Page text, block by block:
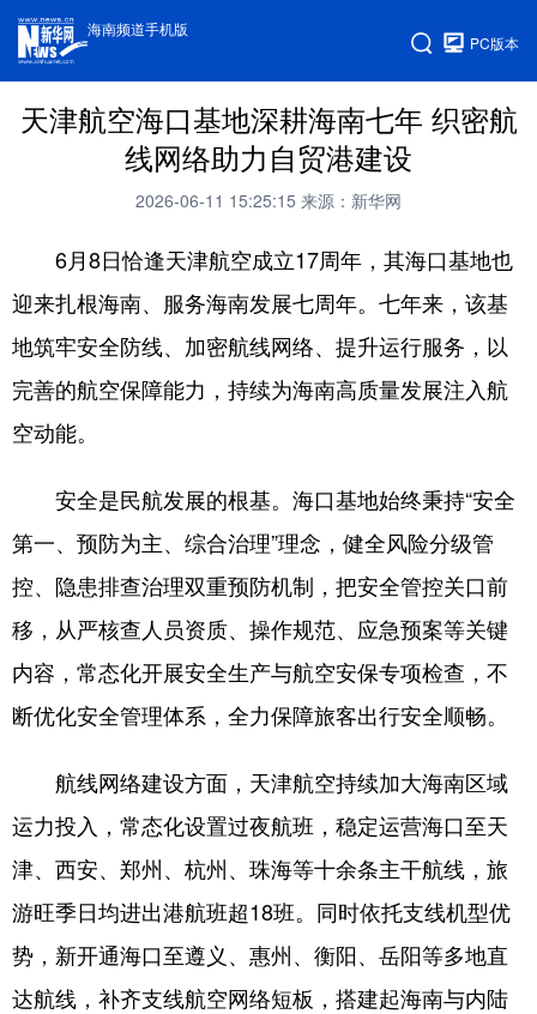
海南频道手机版
PC版本
天津航空海口基地深耕海南七年 织密航
线网络助力自贸港建设
2026-06-11 15:25:15 来源：新华网
6月8日恰逢天津航空成立17周年，其海口基地也
迎来扎根海南、服务海南发展七周年。七年来，该基
地筑牢安全防线、加密航线网络、提升运行服务，以
完善的航空保障能力，持续为海南高质量发展注入航
空动能。
安全是民航发展的根基。海口基地始终秉持“安全
第一、预防为主、综合治理”理念，健全风险分级管
控、隐患排查治理双重预防机制，把安全管控关口前
移，从严核查人员资质、操作规范、应急预案等关键
内容，常态化开展安全生产与航空安保专项检查，不
断优化安全管理体系，全力保障旅客出行安全顺畅。
航线网络建设方面，天津航空持续加大海南区域
运力投入，常态化设置过夜航班，稳定运营海口至天
津、西安、郑州、杭州、珠海等十余条主干航线，旅
游旺季日均进出港航班超18班。同时依托支线机型优
势，新开通海口至遵义、惠州、衡阳、岳阳等多地直
达航线，补齐支线航空网络短板，搭建起海南与内陆